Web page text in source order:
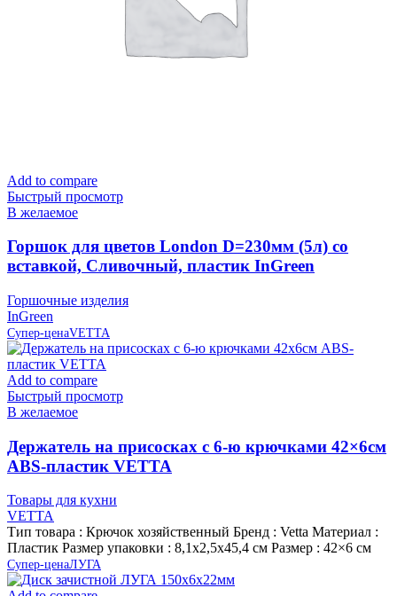
Add to compare
Быстрый просмотр
В желаемое
Горшок для цветов London D=230мм (5л) со
вставкой, Сливочный, пластик InGreen
Горшочные изделия
InGreen
Супер-ценаVETTA
Add to compare
Быстрый просмотр
В желаемое
Держатель на присосках с 6-ю крючками 42×6см
ABS-пластик VETTA
Товары для кухни
VETTA
Тип товара : Крючок хозяйственный Бренд : Vetta Материал :
Пластик Размер упаковки : 8,1х2,5х45,4 см Размер : 42×6 см
Супер-ценаЛУГА